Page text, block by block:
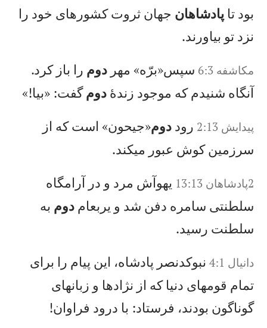
بود تاپادشاهان جهان ثروت كشورهای خود را
نزد تو بياورند.
مکاشفه 6:3 سپس«برّه» مهردوم را باز كرد.
آنگاه شنيدم كه موجود زندهٔدومگفت: «بيا!»
پيدايش 2:13 روددوم«جيحون» است كه از
سرزمين كوش عبور میكند.
2پادشاهان 13:13
يهوآش مرد و در آرامگاه
سلطنتی سامره دفن شد و يربعامدوم به
سلطنت رسيد.
دانيال‌ 4:1
نبوكدنصر پادشاه، اين پيام را برای
تمام قومهای دنيا كه از نژادها و زبانهای
گوناگون بودند، فرستاد: با درود فراوان!